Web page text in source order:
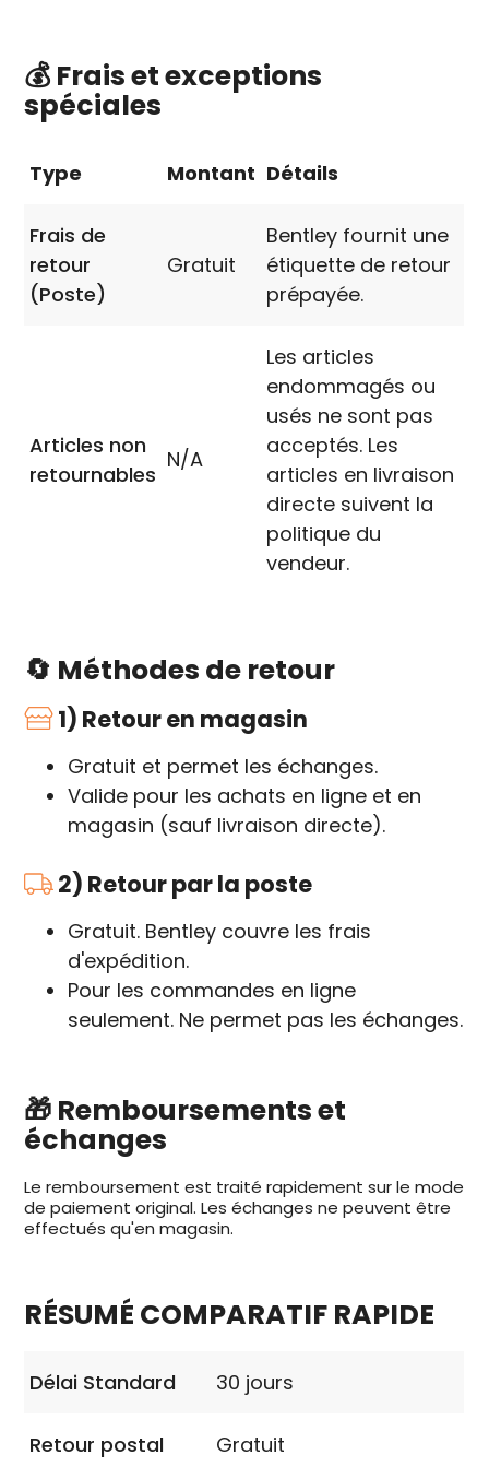
💰 Frais et exceptions
spéciales
Type Montant Détails
Frais de
retour
(Poste)
Gratuit
Bentley fournit une
étiquette de retour
prépayée.
Articles non
retournables
N/A
Les articles
endommagés ou
usés ne sont pas
acceptés. Les
articles en livraison
directe suivent la
politique du
vendeur.
🔄 Méthodes de retour
1) Retour en magasin
Gratuit et permet les échanges.
Valide pour les achats en ligne et en
magasin (sauf livraison directe).
2) Retour par la poste
Gratuit. Bentley couvre les frais
d'expédition.
Pour les commandes en ligne
seulement. Ne permet pas les échanges.
🎁 Remboursements et
échanges
Le remboursement est traité rapidement sur le mode
de paiement original. Les échanges ne peuvent être
effectués qu'en magasin.
RÉSUMÉ COMPARATIF RAPIDE
Délai Standard 30 jours
Retour postal Gratuit